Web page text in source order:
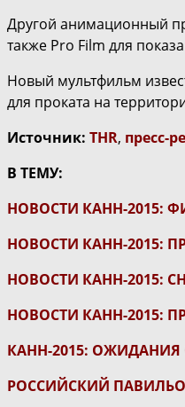
Другой анимационный
также Pro Film для
Новый мультфильм
для проката на
Источник: THR, пресс-
В ТЕМУ:
НОВОСТИ КАНН-2015:
НОВОСТИ КАНН-2015:
НОВОСТИ КАНН-2015:
НОВОСТИ КАНН-2015:
КАНН-2015:
РОССИЙСКИЙ